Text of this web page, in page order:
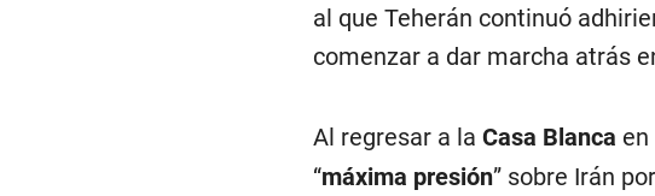
al que Teherán continuó
comenzar a dar marcha atrás
Al regresar a la Casa Blanca
“máxima presión” sobre Irán